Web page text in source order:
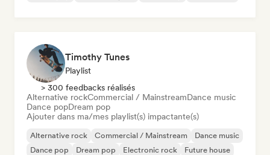
Timothy Tunes
Playlist
> 300 feedbacks réalisés
Alternative rockCommercial / MainstreamDance music
Dance popDream pop
Ajouter dans ma/mes playlist(s) impactante(s)
Alternative rock Commercial / Mainstream
Dance music
Dance pop
Dream pop Electronic rock
Future house